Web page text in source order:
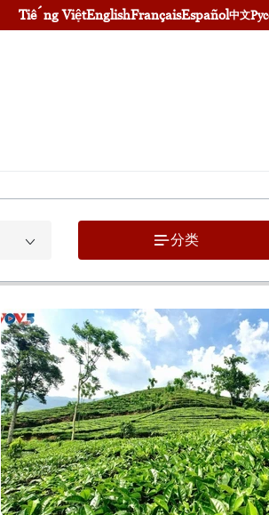
Tiếng ViệtEnglishFrançaisEspañol中文
分类